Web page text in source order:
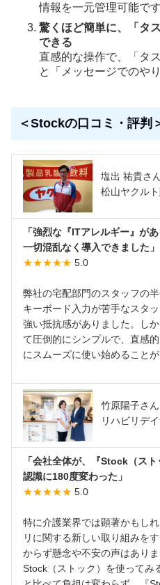
情報を一元管理可能です
驚くほど簡単に、「タ
できる
直感的な操作で、「タ
と「メッセージでのや
＜Stockの口コミ・評判
塩出 祐貴さ
松山ヤクル
「強烈な『ITアレルギー』が
一切混乱なく導入できました」
★★★★★ 5.0
弊社の宅配部門のスタッフの
キーボード入力が苦手なスタ
強い抵抗感がありました。し
て圧倒的にシンプルで、直感
にスムーズに使い始めることが
竹原陽子さ
リハビリデ
「会社全体が、『Stock（ス
認識に180度変わった」
★★★★★ 5.0
特に介護業界では顕著かもし
リに関する新しい取り組みを
からず懸念や不安の声はあり
Stock（ストック）を使ってみ